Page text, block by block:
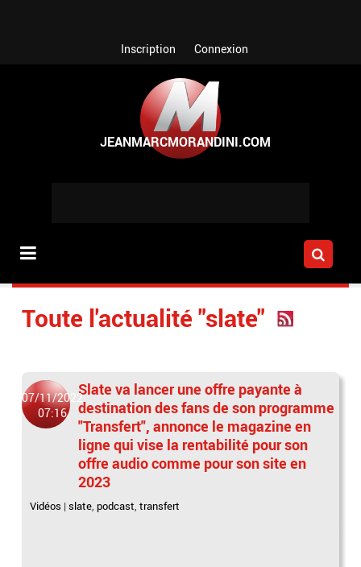
Inscription Connexion
Toute l'actualité "slate"
07/11/2022
07:16
Slate va lancer une offre payante à
destination des fans de son programme
"Transfert", annonce le magazine en
ligne qui vise la rentabilité pour son
offre audio comme pour son site en
2023
Vidéos |slate, podcast,transfert